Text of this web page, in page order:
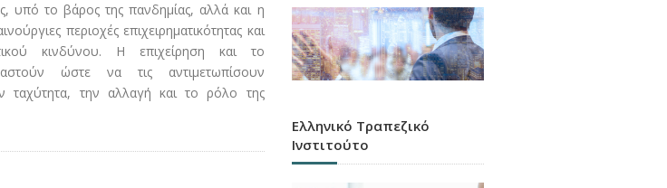
υπό το βάρος της πανδημίας, αλλά και η
περιοχές επιχειρηματικότητας και
κινδύνου. Η επιχείρηση και το
ώστε να τις αντιμετωπίσουν
ταχύτητα, την αλλαγή και το ρόλο της
Ελληνικό Τραπεζικό
Ινστιτούτο